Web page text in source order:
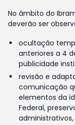
No âmbito do
deverão ser
ocultação
anteriores a 4
publicidade
revisão e
comunicação
elementos da
Federal,